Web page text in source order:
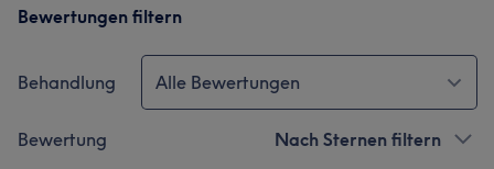
Bewertungen filtern
Behandlung Alle Bewertungen
Bewertung Nach Sternen filtern